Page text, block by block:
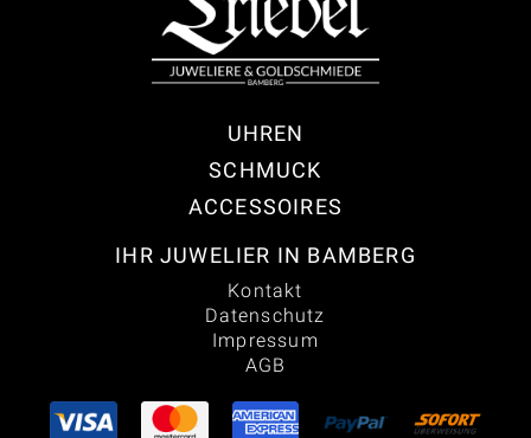
UHREN
SCHMUCK
ACCESSOIRES
IHR JUWELIER IN BAMBERG
Kontakt
Datenschutz
Impressum
AGB